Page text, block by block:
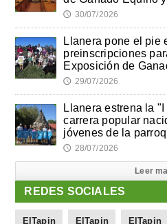
🕔 30/07/2026
Llanera pone el pie
preinscripciones
Exposición de
🕔 29/07/2026
Llanera estrena la
carrera popular
jóvenes de la
🕔 28/07/2026
Leer
REDES SOCIALES
ElTapin ElTapin ElTapin